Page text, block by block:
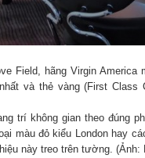
Field, hãng Virgin America
và thẻ vàng (First Class
trí không gian theo đúng
màu đỏ kiểu London hay
này treo trên tường. (Ảnh: